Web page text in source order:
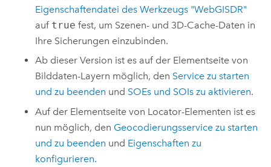
Eigenschaftendatei des Werkzeugs "WebGISDR"
auf true fest, um Szenen- und 3D-Cache-Daten in
Ihre Sicherungen einzubinden.
Ab dieser Version ist es auf der Elementseite von
Bilddaten-Layern möglich, den Service zu starten
und zu beenden und SOEs und SOIs zu aktivieren.
Auf der Elementseite von Locator-Elementen ist es
nun möglich, den Geocodierungsservice zu starten
und zu beenden und Eigenschaften zu
konfigurieren.